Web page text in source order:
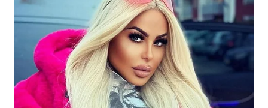
KALTARA
WN
KALSEL
WN